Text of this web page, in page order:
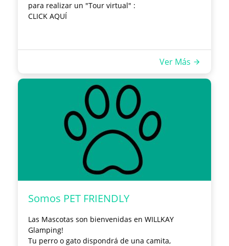
para realizar un "Tour virtual" :
CLICK AQUÍ
Ver Más
Somos PET FRIENDLY
Las Mascotas son bienvenidas en WILLKAY
Glamping!
Tu perro o gato dispondrá de una camita,